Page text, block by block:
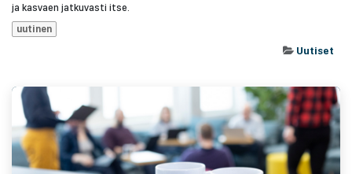
ja kasvaen jatkuvasti itse.
uutinen
Uutiset